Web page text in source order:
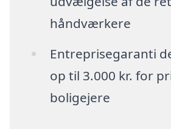
håndværkere
Entreprisegaranti
op til 3.000 kr. for
boligejere